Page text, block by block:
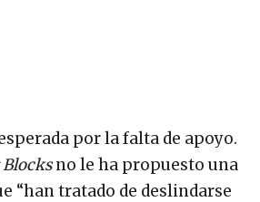
por la falta de apoyo.
no le ha propuesto una
“han tratado de deslindarse